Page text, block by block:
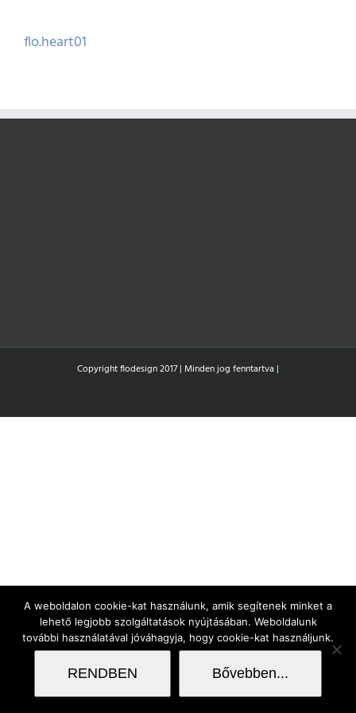
flo.heart01
Copyright flodesign 2017 | Minden jog fenntartva |
A weboldalon cookie-kat használunk, amik segítenek minket a
lehető legjobb szolgáltatások nyújtásában. Weboldalunk
további használatával jóváhagyja, hogy cookie-kat használjunk.
RENDBEN Bővebben...